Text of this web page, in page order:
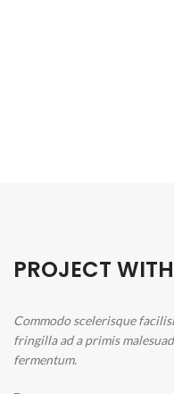
PROJECT
Commodo scelerisque
fringilla ad a primis
fermentum.